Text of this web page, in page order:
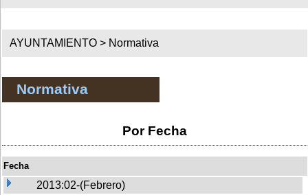
AYUNTAMIENTO > Normativa
Normativa
Por Fecha
Fecha
2013:02-(Febrero)